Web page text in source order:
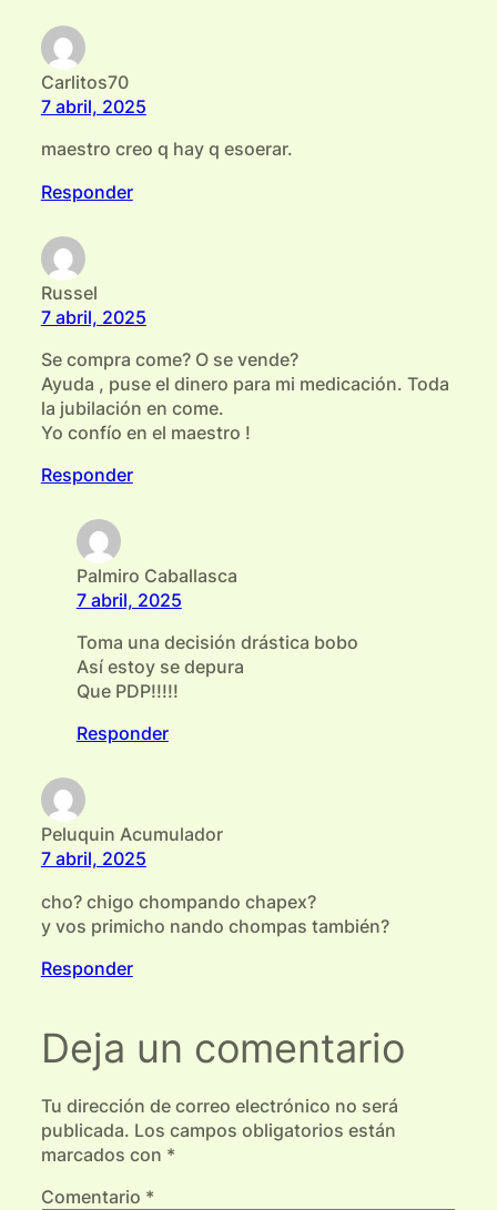
Carlitos70
7 abril, 2025
maestro creo q hay q esoerar.
Responder
Russel
7 abril, 2025
Se compra come? O se vende?
Ayuda , puse el dinero para mi medicación. Toda
la jubilación en come.
Yo confío en el maestro !
Responder
Palmiro Caballasca
7 abril, 2025
Toma una decisión drástica bobo
Así estoy se depura
Que PDP!!!!!
Responder
Peluquin Acumulador
7 abril, 2025
cho? chigo chompando chapex?
y vos primicho nando chompas también?
Responder
Deja un comentario
Tu dirección de correo electrónico no será
publicada. Los campos obligatorios están
marcados con *
Comentario *